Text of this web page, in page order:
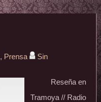
, Prensa
Sin
Reseña en
Tramoya // Radio